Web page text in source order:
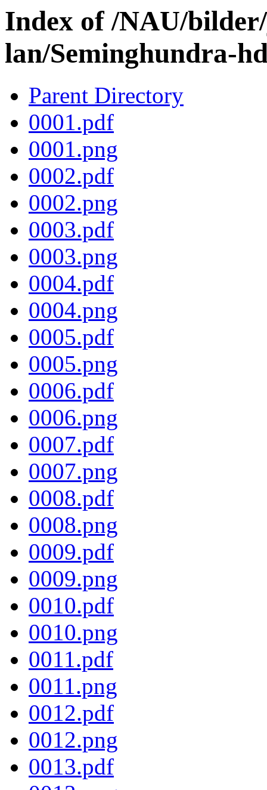
Index of /NAU/
lan/Seminghundra-
Parent Directory
0001.pdf
0001.png
0002.pdf
0002.png
0003.pdf
0003.png
0004.pdf
0004.png
0005.pdf
0005.png
0006.pdf
0006.png
0007.pdf
0007.png
0008.pdf
0008.png
0009.pdf
0009.png
0010.pdf
0010.png
0011.pdf
0011.png
0012.pdf
0012.png
0013.pdf